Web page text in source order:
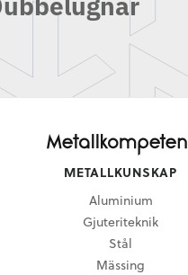
METALLKUNSKAP
Aluminium
Gjuteriteknik
Stål
Mässing